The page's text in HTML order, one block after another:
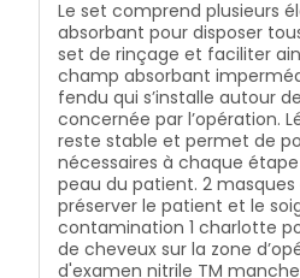
Le set comprend plusieurs
absorbant pour disposer
set de rinçage et faciliter
champ absorbant
fendu qui s’installe autour
concernée par l’opération.
reste stable et permet de
nécessaires à chaque
peau du patient. 2
préserver le patient et le
contamination 1 charlotte
de cheveux sur la zone
d'examen nitrile TM